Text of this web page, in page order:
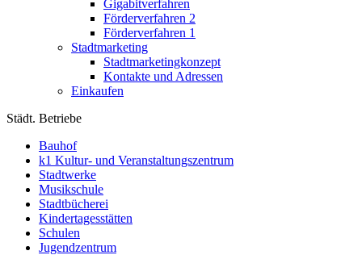
Gigabitverfahren
Förderverfahren 2
Förderverfahren 1
Stadtmarketing
Stadtmarketingkonzept
Kontakte und Adressen
Einkaufen
Städt. Betriebe
Bauhof
k1 Kultur- und Veranstaltungszentrum
Stadtwerke
Musikschule
Stadtbücherei
Kindertagesstätten
Schulen
Jugendzentrum